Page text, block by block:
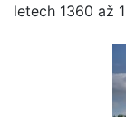
letech 1360 až